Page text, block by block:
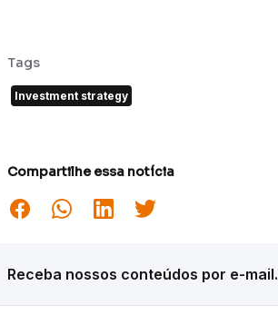
Tags
Investment strategy
Compartilhe essa notícia
Receba nossos conteúdos por e-mail.